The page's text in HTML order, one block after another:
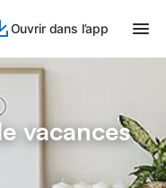
Ouvrir dans l’app
vacances